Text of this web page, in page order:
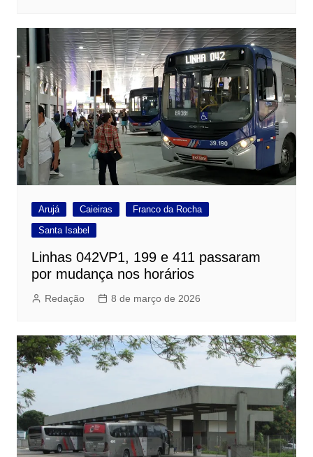
Arujá Caieiras
Franco da Rocha
Santa Isabel
Linhas 042VP1, 199 e 411 passaram
por mudança nos horários
Redação 8 de março de 2026